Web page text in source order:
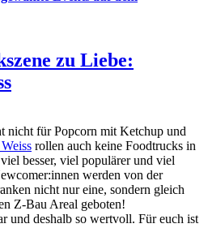
zu Liebe:
nicht für Popcorn mit Ketchup und
rollen auch keine Foodtrucks in
besser, viel populärer und viel
werden von der
nicht nur eine, sondern gleich
Z-Bau Areal geboten!
und deshalb so wertvoll. Für euch ist